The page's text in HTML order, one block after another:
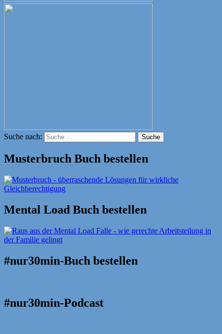
Suche nach: Suche
Musterbruch Buch bestellen
Mental Load Buch bestellen
#nur30min-Buch bestellen
#nur30min-Podcast